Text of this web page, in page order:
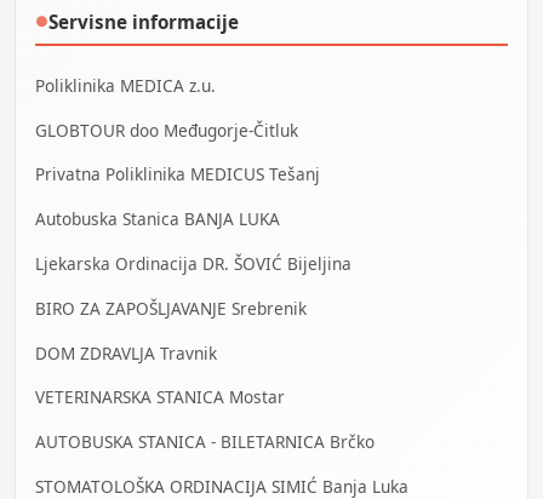
●Servisne informacije
Poliklinika MEDICA z.u.
GLOBTOUR doo Međugorje-Čitluk
Privatna Poliklinika MEDICUS Tešanj
Autobuska Stanica BANJA LUKA
Ljekarska Ordinacija DR. ŠOVIĆ Bijeljina
BIRO ZA ZAPOŠLJAVANJE Srebrenik
DOM ZDRAVLJA Travnik
VETERINARSKA STANICA Mostar
AUTOBUSKA STANICA - BILETARNICA Brčko
STOMATOLOŠKA ORDINACIJA SIMIĆ Banja Luka